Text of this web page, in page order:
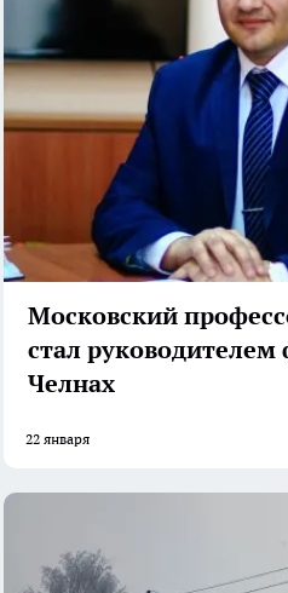
Московский
стал
Челнах
22 января